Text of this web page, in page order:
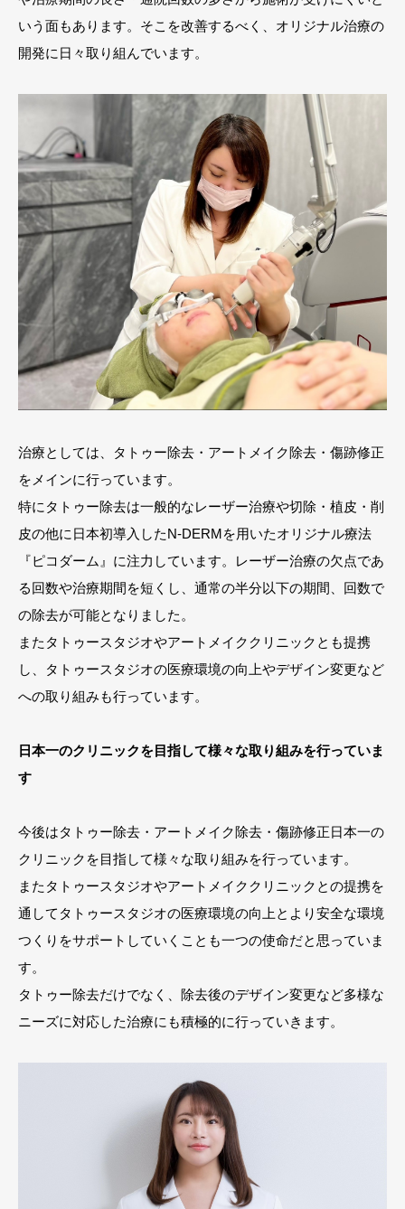
いう面もあります。そこを改善するべく、オリジナル治療の
開発に日々取り組んでいます。
治療としては、タトゥー除去・アートメイク除去・傷跡修正
をメインに行っています。
特にタトゥー除去は一般的なレーザー治療や切除・植皮・削
皮の他に日本初導入したN-DERMを用いたオリジナル療法
『ピコダーム』に注力しています。レーザー治療の欠点であ
る回数や治療期間を短くし、通常の半分以下の期間、回数で
の除去が可能となりました。
またタトゥースタジオやアートメイククリニックとも提携
し、タトゥースタジオの医療環境の向上やデザイン変更など
への取り組みも行っています。
日本一のクリニックを目指して様々な取り組みを行っていま
す
今後はタトゥー除去・アートメイク除去・傷跡修正日本一の
クリニックを目指して様々な取り組みを行っています。
またタトゥースタジオやアートメイククリニックとの提携を
通してタトゥースタジオの医療環境の向上とより安全な環境
つくりをサポートしていくことも一つの使命だと思っていま
す。
タトゥー除去だけでなく、除去後のデザイン変更など多様な
ニーズに対応した治療にも積極的に行っていきます。